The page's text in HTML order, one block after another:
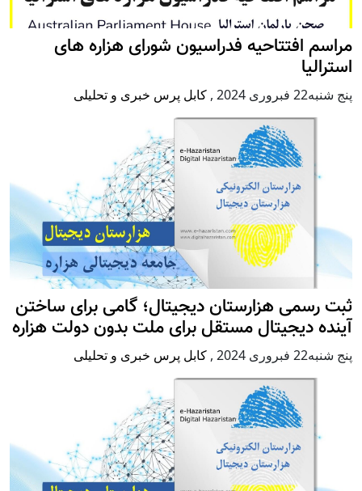
مراسم افتتاحیه فدراسیون شورای هزاره های
استرالیا
پنج شنبه22 فبروری 2024 , کابل پرس خبری و تحلیلی
ثبت رسمی هزارستان دیجیتال؛ گامی برای ساختن
آینده دیجیتال مستقل برای ملت بدون دولت هزاره
پنج شنبه22 فبروری 2024 , کابل پرس خبری و تحلیلی